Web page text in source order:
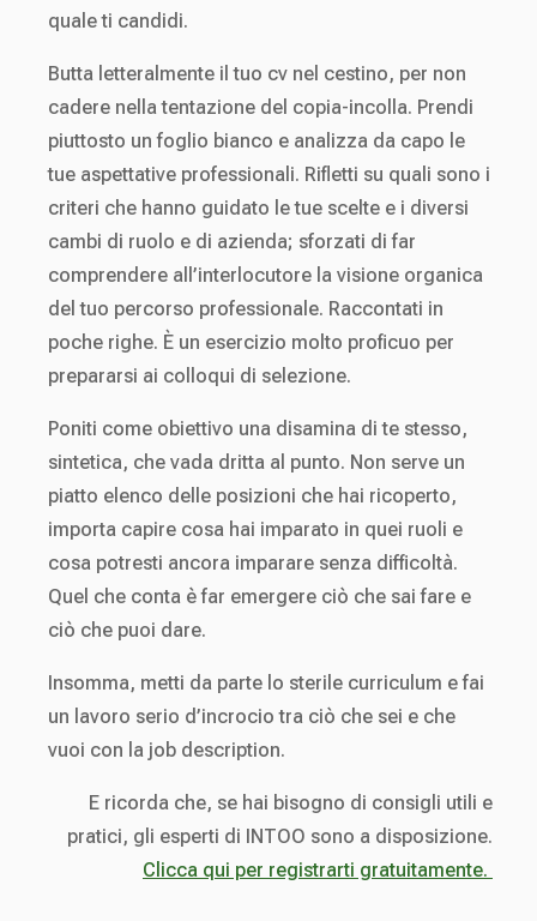
quale ti candidi.
Butta letteralmente il tuo cv nel cestino, per non
cadere nella tentazione del copia-incolla. Prendi
piuttosto un foglio bianco e analizza da capo le
tue aspettative professionali. Rifletti su quali sono i
criteri che hanno guidato le tue scelte e i diversi
cambi di ruolo e di azienda; sforzati di far
comprendere all’interlocutore la visione organica
del tuo percorso professionale. Raccontati in
poche righe. È un esercizio molto proficuo per
prepararsi ai colloqui di selezione.
Poniti come obiettivo una disamina di te stesso,
sintetica, che vada dritta al punto. Non serve un
piatto elenco delle posizioni che hai ricoperto,
importa capire cosa hai imparato in quei ruoli e
cosa potresti ancora imparare senza difficoltà.
Quel che conta è far emergere ciò che sai fare e
ciò che puoi dare.
Insomma, metti da parte lo sterile curriculum e fai
un lavoro serio d’incrocio tra ciò che sei e che
vuoi con la job description.
E ricorda che, se hai bisogno di consigli utili e
pratici, gli esperti di INTOO sono a disposizione.
Clicca qui per registrarti gratuitamente.